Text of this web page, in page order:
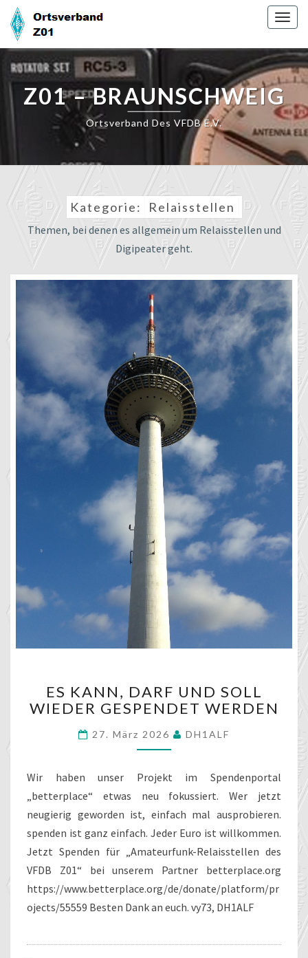
Skip
content
Z01 – BRAUNSCHWEIG
Ortsverband Des VFDB E.V.
Kategorie: Relaisstellen
Themen, bei denen es allgemein um Relaisstellen und
Digipeater geht.
KANN,
DARF
SOLL
WIEDER
WERDEN
ES KANN, DARF UND SOLL
WIEDER GESPENDET WERDEN
27. März 2026 DH1ALF
Wir haben unser Projekt im Spendenportal
„betterplace“ etwas neu fokussiert. Wer jetzt
neugierig geworden ist, einfach mal ausprobieren.
spenden ist ganz einfach. Jeder Euro ist willkommen.
Jetzt Spenden für „Amateurfunk-Relaisstellen des
VFDB Z01“ bei unserem Partner betterplace.org
https://www.betterplace.org/de/donate/platform/pr
ojects/55559 Besten Dank an euch. vy73, DH1ALF